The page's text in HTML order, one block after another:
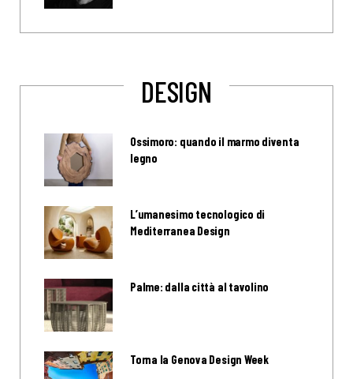
DESIGN
Ossimoro: quando il marmo diventa
legno
L’umanesimo tecnologico di
Mediterranea Design
Palme: dalla città al tavolino
Torna la Genova Design Week